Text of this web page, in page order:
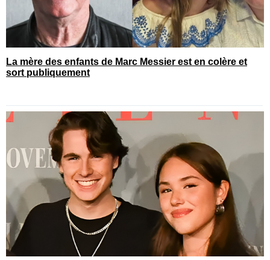
La mère des enfants de Marc Messier est en colère et
sort publiquement